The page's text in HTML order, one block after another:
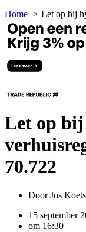
Home
Let op bij
Let op
70.722
DoorJos Koets
15 september
om 16:30